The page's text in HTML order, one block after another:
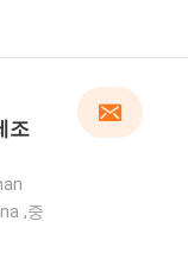
조
,중